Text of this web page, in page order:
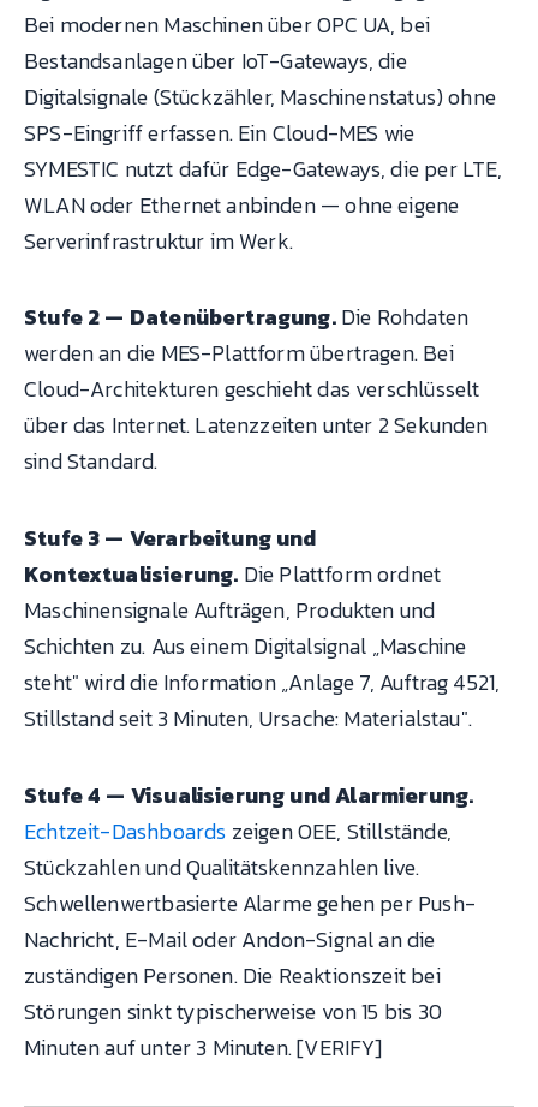
Bei modernen Maschinen über OPC UA, bei
Bestandsanlagen über IoT-Gateways, die
Digitalsignale (Stückzähler, Maschinenstatus) ohne
SPS-Eingriff erfassen. Ein Cloud-MES wie
SYMESTIC nutzt dafür Edge-Gateways, die per LTE,
WLAN oder Ethernet anbinden — ohne eigene
Serverinfrastruktur im Werk.
Stufe 2 — Datenübertragung.Die Rohdaten
werden an die MES-Plattform übertragen. Bei
Cloud-Architekturen geschieht das verschlüsselt
über das Internet. Latenzzeiten unter 2 Sekunden
sind Standard.
Stufe 3 — Verarbeitung und
Kontextualisierung. Die Plattform ordnet
Maschinensignale Aufträgen, Produkten und
Schichten zu. Aus einem Digitalsignal „Maschine
steht" wird die Information „Anlage 7, Auftrag 4521,
Stillstand seit 3 Minuten, Ursache: Materialstau".
Stufe 4 — Visualisierung und Alarmierung.
Echtzeit-Dashboards zeigen OEE, Stillstände,
Stückzahlen und Qualitätskennzahlen live.
Schwellenwertbasierte Alarme gehen per Push-
Nachricht, E-Mail oder Andon-Signal an die
zuständigen Personen. Die Reaktionszeit bei
Störungen sinkt typischerweise von 15 bis 30
Minuten auf unter 3 Minuten. [VERIFY]